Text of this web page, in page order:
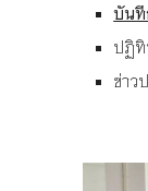
บันทึ
ปฏิทิ
ข่าว